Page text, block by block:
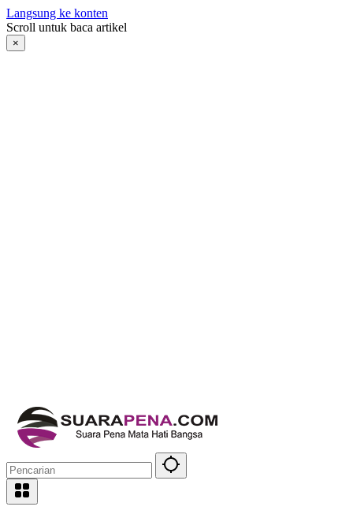
Langsung ke konten
Scroll untuk baca artikel
×